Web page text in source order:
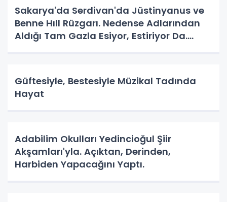
Sakarya'da Serdivan'da Jüstinyanus ve
Benne Hıll Rüzgarı. Nedense Adlarından
Aldığı Tam Gazla Esiyor, Estiriyor Da.
Güftesiyle, Bestesiyle Müzikal Tadında
Hayat
Adabilim Okulları Yedincioğul Şiir
Akşamları'yla. Açıktan, Derinden,
Harbiden Yapacağını Yaptı.